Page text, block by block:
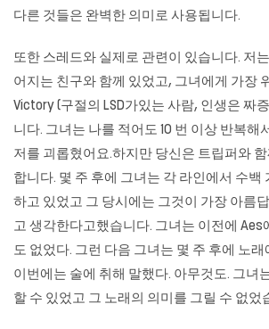
다른 것들은 완벽한 의미로 사용됩니다.
또한 스레드와 실제로 관련이 있습니다. 저
어지는 친구와 함께 있었고, 그녀에게 가장
Victory (구절의 LSD가있는 사람, 인생은 짜
니다. 그녀는 나를 적어도 10 번 이상 반복해
저를 괴롭혔어요.하지만 당신은 트립퍼와
합니다. 몇 주 후에 그녀는 각 라인에서 수백
하고 있었고 그 당시에는 그것이 가장 아름
고 생각한다고했습니다. 그녀는 이전에 Aes
도 없었다. 그런 다음 그녀는 몇 주 후에 노
이번에는 술에 취해 말했다. 아무것도. 그녀
할 수 있었고 그 노래의 의미를 그릴 수 없었